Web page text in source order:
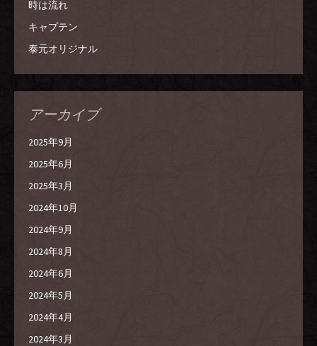
時は流れ
キャプテン
泰元オリジナル
アーカイブ
2025年9月
2025年6月
2025年3月
2024年10月
2024年9月
2024年8月
2024年6月
2024年5月
2024年4月
2024年3月